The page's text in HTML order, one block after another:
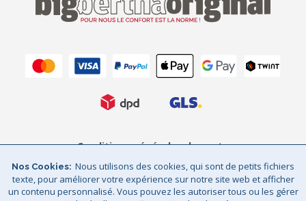
Conditions générales de vente
Protection des données
Mentions légales
Sitemap
© Big Bertha Original 2026
Nos Cookies Nous utilisons des cookies, qui sont de petits fichiers
texte, pour améliorer votre expérience sur notre site web et afficher
un contenu personnalisé. Vous pouvez les autoriser tous ou les gérer